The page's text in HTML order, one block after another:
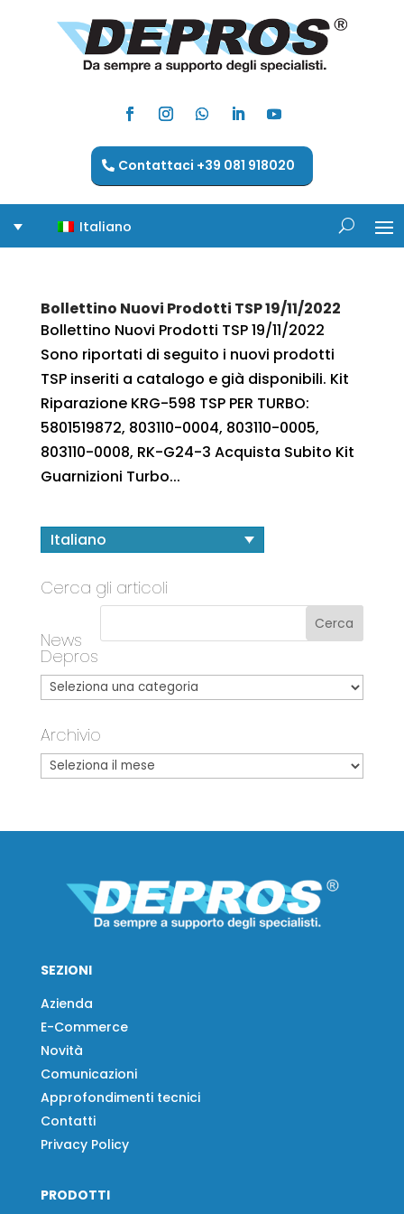
Contattaci +39 081 918020
Italiano
Bollettino Nuovi Prodotti TSP 19/11/2022
Bollettino Nuovi Prodotti TSP 19/11/2022
Sono riportati di seguito i nuovi prodotti
TSP inseriti a catalogo e già disponibili. Kit
Riparazione KRG-598 TSP PER TURBO:
5801519872, 803110-0004, 803110-0005,
803110-0008, RK-G24-3 Acquista Subito Kit
Guarnizioni Turbo...
Italiano
Cerca gli articoli
News
Depros
Archivio
SEZIONI
Azienda
E-Commerce
Novità
Comunicazioni
Approfondimenti tecnici
Contatti
Privacy Policy
PRODOTTI